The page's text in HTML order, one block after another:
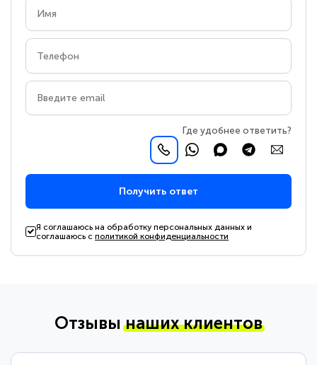
Где удобнее ответить?
Получить ответ
Я соглашаюсь на обработку персональных данных и
соглашаюсь сполитикой конфиденциальности
Отзывынаших клиентов